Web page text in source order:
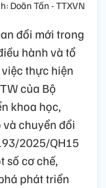
Doãn Tấn - TTXVN
đổi mới trong
hành và tổ
thực hiện
của Bộ
khoa học,
chuyển đổi
2025/QH15
số cơ chế,
phát triển